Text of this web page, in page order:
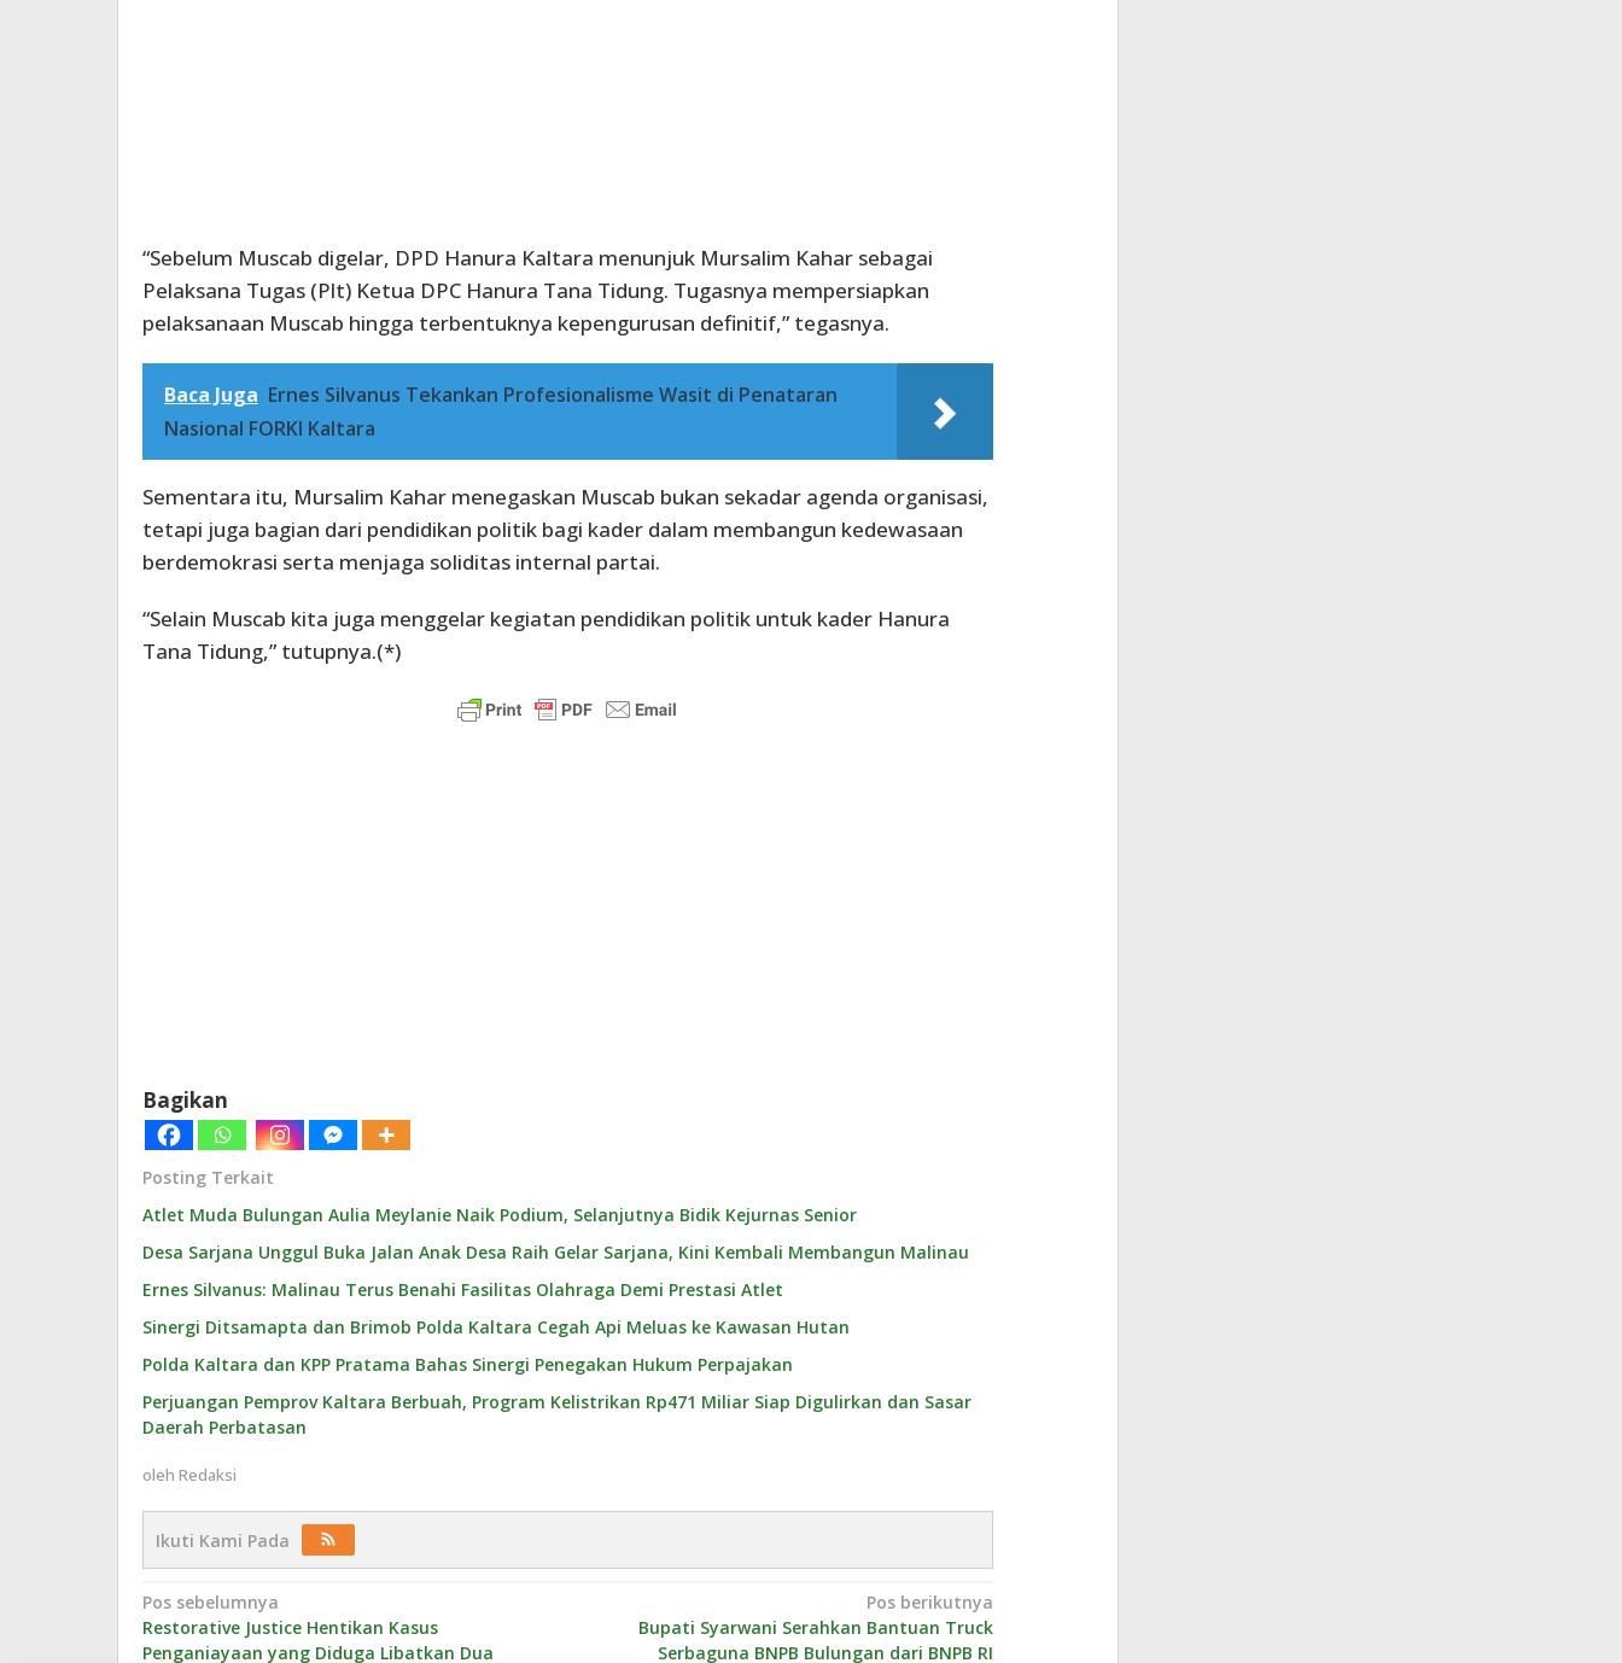
“Sebelum Muscab digelar, DPD Hanura Kaltara menunjuk Mursalim Kahar sebagai
Pelaksana Tugas (Plt) Ketua DPC Hanura Tana Tidung. Tugasnya mempersiapkan
pelaksanaan Muscab hingga terbentuknya kepengurusan definitif,” tegasnya.
Baca Juga Ernes Silvanus Tekankan Profesionalisme Wasit di Penataran
Nasional FORKI Kaltara
Sementara itu, Mursalim Kahar menegaskan Muscab bukan sekadar agenda organisasi,
tetapi juga bagian dari pendidikan politik bagi kader dalam membangun kedewasaan
berdemokrasi serta menjaga soliditas internal partai.
“Selain Muscab kita juga menggelar kegiatan pendidikan politik untuk kader Hanura
Tana Tidung,” tutupnya.(*)
Bagikan
Posting Terkait
Atlet Muda Bulungan Aulia Meylanie Naik Podium, Selanjutnya Bidik Kejurnas Senior
Desa Sarjana Unggul Buka Jalan Anak Desa Raih Gelar Sarjana, Kini Kembali Membangun Malinau
Ernes Silvanus: Malinau Terus Benahi Fasilitas Olahraga Demi Prestasi Atlet
Sinergi Ditsamapta dan Brimob Polda Kaltara Cegah Api Meluas ke Kawasan Hutan
Polda Kaltara dan KPP Pratama Bahas Sinergi Penegakan Hukum Perpajakan
Perjuangan Pemprov Kaltara Berbuah, Program Kelistrikan Rp471 Miliar Siap Digulirkan dan Sasar
Daerah Perbatasan
oleh Redaksi
Ikuti Kami Pada
Navigasi
pos
Pos sebelumnya
Restorative Justice Hentikan Kasus
Penganiayaan yang Diduga Libatkan Dua
Pos berikutnya
Bupati Syarwani Serahkan Bantuan Truck
Serbaguna BNPB Bulungan dari BNPB RI